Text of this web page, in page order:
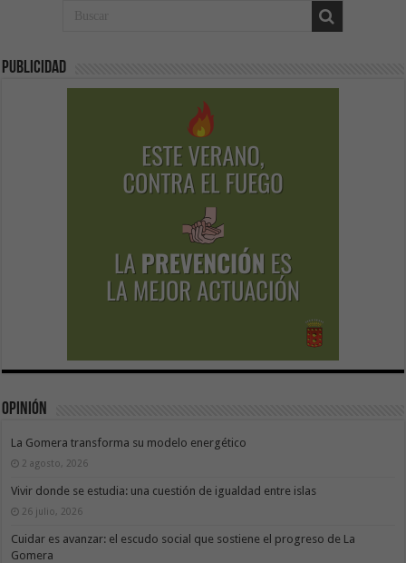
Publicidad
Opinión
La Gomera transforma su modelo energético
2 agosto, 2026
Vivir donde se estudia: una cuestión de igualdad entre islas
26 julio, 2026
Cuidar es avanzar: el escudo social que sostiene el progreso de La
Gomera